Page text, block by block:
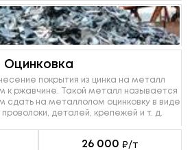
Оцинковка
покрытия из цинка на металл
к ржавчине. Такой металл называется
сдать на металлолом оцинковку в виде
деталей, крепежей и т. д.
26 000 ₽/т